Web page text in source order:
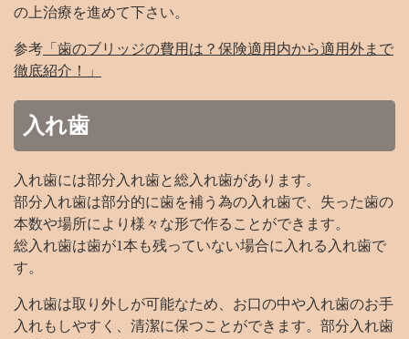
の上治療を進めて下さい。
参考 「歯のブリッジの費用は？保険適用内から適用外まで
徹底紹介！」
入れ歯
入れ歯には部分入れ歯と総入れ歯があります。
部分入れ歯は部分的に歯を補う為の入れ歯で、失った歯の
本数や場所により様々な形で作ることができます。
総入れ歯は歯が1本も残っていない場合に入れる入れ歯で
す。
入れ歯は取り外しが可能なため、お口の中や入れ歯のお手
入れもしやすく、清潔に保つことができます。部分入れ歯